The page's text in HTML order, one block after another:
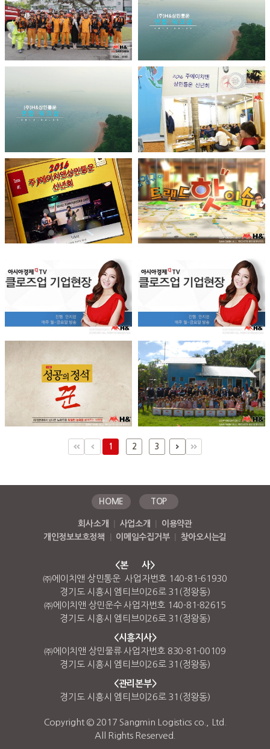
1 2 3
HOME TOP
회사소개 사업소개
이용약관
개인정보보호정책
이메일수집거부 찾아오시는길
<본 사>
㈜에이치앤 상민통운 사업자번호 140-81-61930
경기도 시흥시 엠티브이26로 31(정왕동)
㈜에이치앤 상민운수 사업자번호 140-81-82615
경기도 시흥시 엠티브이26로 31(정왕동)
<시흥지사>
㈜에이치앤 상민물류 사업자번호 830-81-00109
경기도 시흥시 엠티브이26로 31(정왕동)
<관리본부>
경기도 시흥시 엠티브이26로 31(정왕동)
Copyright © 2017 Sangmin Logistics co., Ltd.
All Rights Reserved.